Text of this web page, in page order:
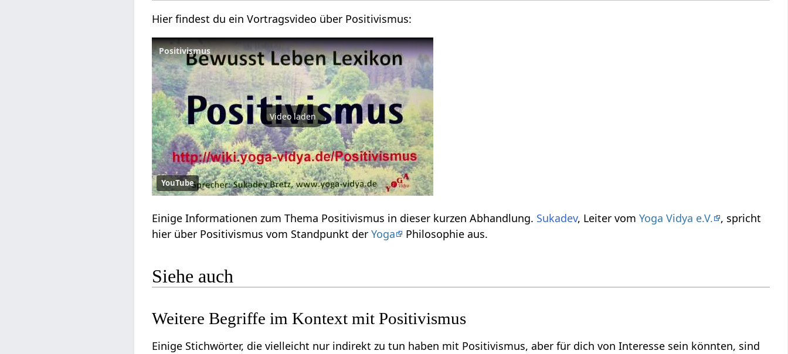
Hier findest du ein Vortragsvideo über Positivismus‏‎:
Positivismus‏‎
Video laden
YouTube
Einige Informationen zum Thema Positivismus‏‎ in dieser kurzen Abhandlung. Sukadev, Leiter vomYoga Vidya e.V.
, spricht
hier über Positivismus‏‎ vom Standpunkt derYoga Philosophie aus.
Siehe auch
Einige Stichwörter, die vielleicht nur indirekt zu tun haben mit Positivismus‏‎, aber für dich von Interesse sein könnten, sind